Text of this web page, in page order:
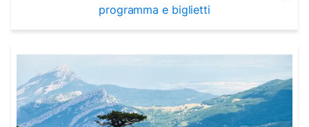
programma e biglietti